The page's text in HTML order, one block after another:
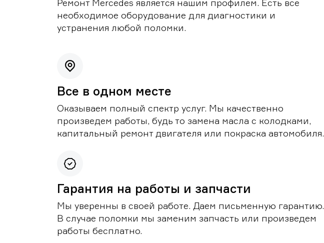
Ремонт Mercedes является нашим профилем. Есть все
необходимое оборудование для диагностики и
устранения любой поломки.
Все в одном месте
Оказываем полный спектр услуг. Мы качественно
произведем работы, будь то замена масла с колодками,
капитальный ремонт двигателя или покраска автомобиля.
Гарантия на работы и запчасти
Мы уверенны в своей работе. Даем письменную гарантию.
В случае поломки мы заменим запчасть или произведем
работы бесплатно.